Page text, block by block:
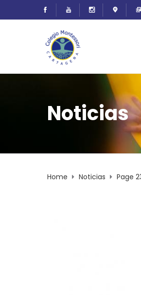
Noticias
Home Noticias Page